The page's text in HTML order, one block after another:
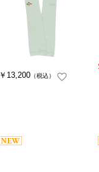
￥13,200 （税込）